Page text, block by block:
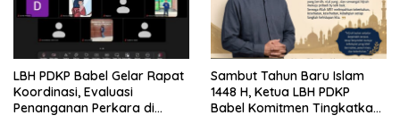
LBH PDKP Babel Gelar Rapat
Koordinasi, Evaluasi
Penanganan Perkara di
Sambut Tahun Baru Islam
1448 H, Ketua LBH PDKP
Babel Komitmen Tingkatkan